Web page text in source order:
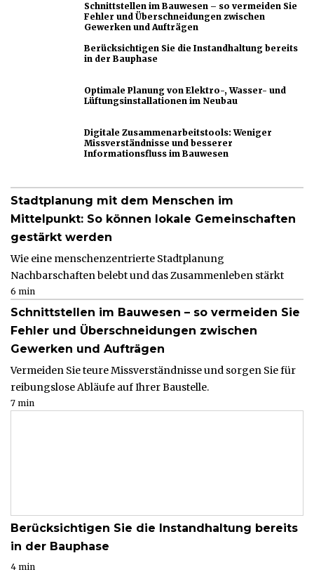
Schnittstellen im Bauwesen – so vermeiden Sie
Fehler und Überschneidungen zwischen
Gewerken und Aufträgen
Berücksichtigen Sie die Instandhaltung bereits
in der Bauphase
Optimale Planung von Elektro-, Wasser- und
Lüftungsinstallationen im Neubau
Digitale Zusammenarbeitstools: Weniger
Missverständnisse und besserer
Informationsfluss im Bauwesen
Stadtplanung mit dem Menschen im
Mittelpunkt: So können lokale Gemeinschaften
gestärkt werden
Wie eine menschenzentrierte Stadtplanung
Nachbarschaften belebt und das Zusammenleben stärkt
6 min
Schnittstellen im Bauwesen – so vermeiden Sie
Fehler und Überschneidungen zwischen
Gewerken und Aufträgen
Vermeiden Sie teure Missverständnisse und sorgen Sie für
reibungslose Abläufe auf Ihrer Baustelle.
7 min
Berücksichtigen Sie die Instandhaltung bereits
in der Bauphase
4 min